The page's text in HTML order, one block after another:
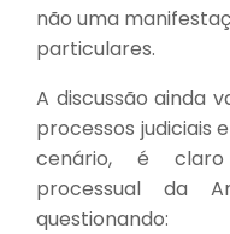
não uma
particulares.
A discussão ainda
processos judiciais
cenário, é
processual da
questionando: